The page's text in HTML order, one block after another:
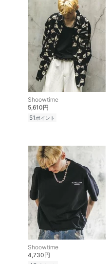
Shoowtime
5,610円
51 ポイント
Shoowtime
4,730円